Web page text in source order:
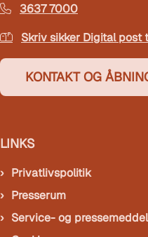
3637 7000
Skriv sikker Digital post
KONTAKT OG
LINKS
Privatlivspolitik
Presserum
Service- og